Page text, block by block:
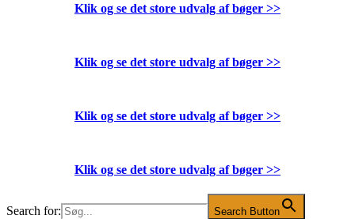
Klik og se det store udvalg af bøger >>
Klik og se det store udvalg af bøger >>
Klik og se det store udvalg af bøger >>
Klik og se det store udvalg af bøger >>
Search for: Search Button